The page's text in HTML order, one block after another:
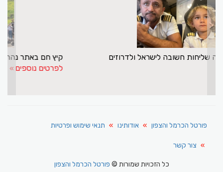
מנסור אשקר עושה שליחות חשובה לישראל ולדרוזים
> <
פורטל הכרמל והצפון אודותינו תנאי שימוש ופרטיות
צור קשר
כל הזכויות שמורות ©פורטל הכרמל והצפון